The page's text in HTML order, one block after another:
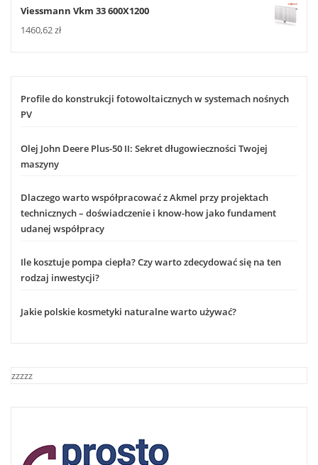
Viessmann Vkm 33 600X1200
1460,62zł
Profile do konstrukcji fotowoltaicznych w systemach nośnych
PV
Olej John Deere Plus-50 II: Sekret długowieczności Twojej
maszyny
Dlaczego warto współpracować z Akmel przy projektach
technicznych – doświadczenie i know-how jako fundament
udanej współpracy
Ile kosztuje pompa ciepła? Czy warto zdecydować się na ten
rodzaj inwestycji?
Jakie polskie kosmetyki naturalne warto używać?
zzzzz